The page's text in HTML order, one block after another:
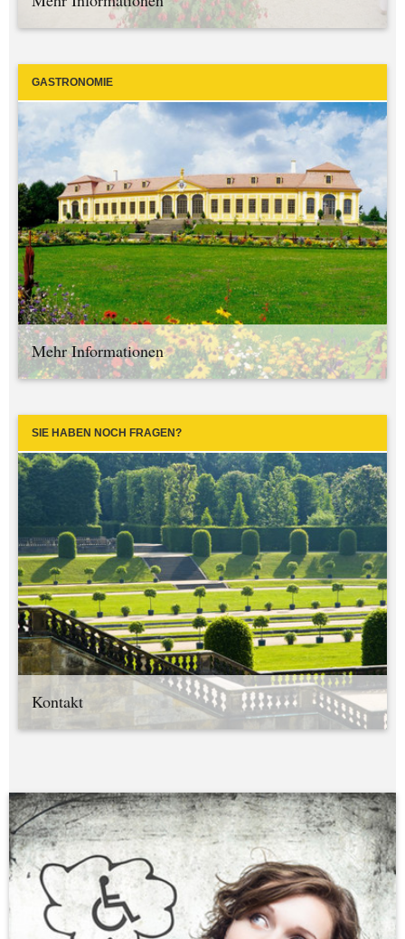
GASTRONOMIE
Mehr Informationen
SIE HABEN NOCH FRAGEN?
Kontakt